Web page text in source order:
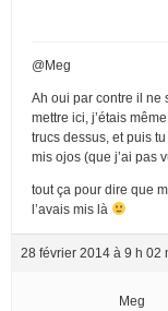
@Meg
Ah oui par contre il ne
mettre ici, j’étais
trucs dessus, et puis
mis ojos (que j’ai pas
tout ça pour dire que
l’avais mis là
28 février 2014 à 9 h 02
Meg